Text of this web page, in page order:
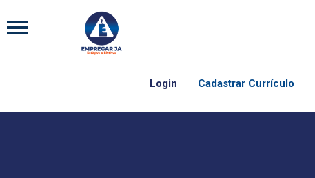
Login Cadastrar Currículo